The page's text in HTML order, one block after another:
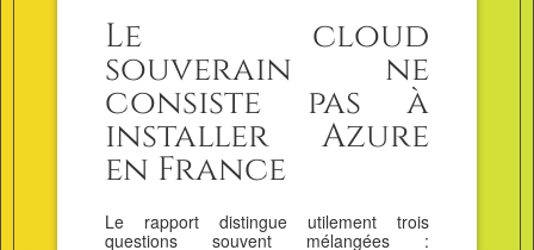
Le cloud
souverain ne
consiste pas à
installer Azure
en France
Le rapport distingue utilement trois
questions souvent mélangées :